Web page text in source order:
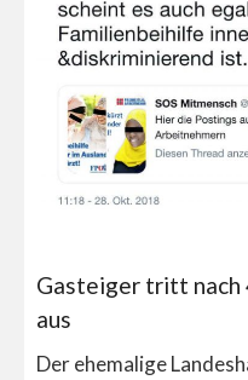
Gasteiger tritt nach
aus
Der ehemalige